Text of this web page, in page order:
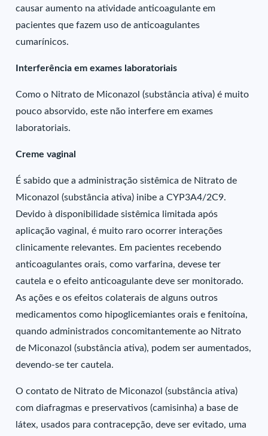
causar aumento na atividade anticoagulante em
pacientes que fazem uso de anticoagulantes
cumarínicos.
Interferência em exames laboratoriais
Como o Nitrato de Miconazol (substância ativa) é muito
pouco absorvido, este não interfere em exames
laboratoriais.
Creme vaginal
É sabido que a administração sistêmica de Nitrato de
Miconazol (substância ativa) inibe a CYP3A4/2C9.
Devido à disponibilidade sistêmica limitada após
aplicação vaginal, é muito raro ocorrer interações
clinicamente relevantes. Em pacientes recebendo
anticoagulantes orais, como varfarina, devese ter
cautela e o efeito anticoagulante deve ser monitorado.
As ações e os efeitos colaterais de alguns outros
medicamentos como hipoglicemiantes orais e fenitoína,
quando administrados concomitantemente ao Nitrato
de Miconazol (substância ativa), podem ser aumentados,
devendo-se ter cautela.
O contato de Nitrato de Miconazol (substância ativa)
com diafragmas e preservativos (camisinha) a base de
látex, usados para contracepção, deve ser evitado, uma